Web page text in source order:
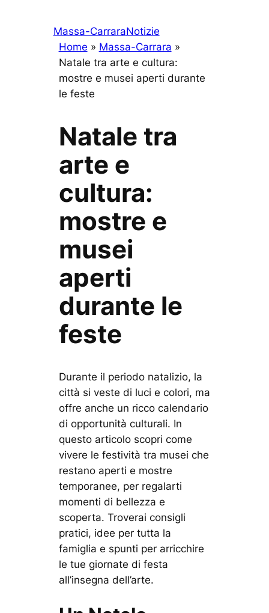
Massa-CarraraNotizie
Home » Massa-Carrara »
Natale tra arte e cultura:
mostre e musei aperti durante
le feste
Natale tra
arte e
cultura:
mostre e
musei
aperti
durante le
feste
Durante il periodo natalizio, la
città si veste di luci e colori, ma
offre anche un ricco calendario
di opportunità culturali. In
questo articolo scopri come
vivere le festività tra musei che
restano aperti e mostre
temporanee, per regalarti
momenti di bellezza e
scoperta. Troverai consigli
pratici, idee per tutta la
famiglia e spunti per arricchire
le tue giornate di festa
all’insegna dell’arte.